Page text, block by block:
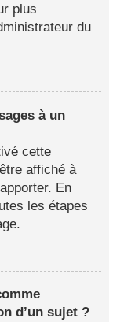
plus
du
à un
cette
affiché à
En
les étapes
d’un sujet ?